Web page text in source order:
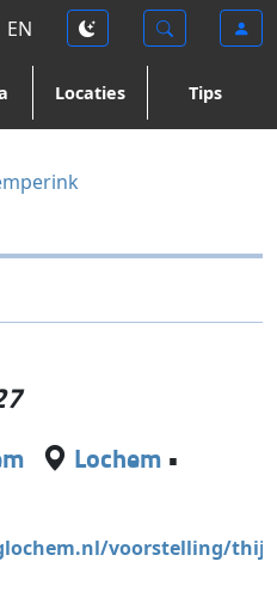
EN
Locaties Tips
Lochem •
voorstelling/